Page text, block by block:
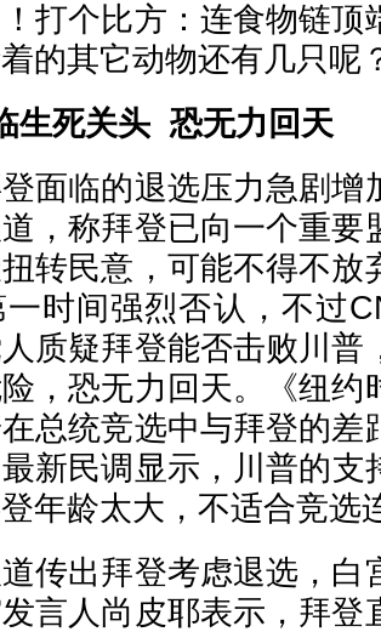
打个比方：连食物链顶
的其它动物还有几只呢
生死关头 恐无力回天
面临的退选压力急剧增
，称拜登已向一个重要
转民意，可能不得不放
时间强烈否认，不过
质疑拜登能否击败川普
，恐无力回天。《纽约
总统竞选中与拜登的差
新民调显示，川普的支
年龄太大，不适合竞选
传出拜登考虑退选，白
言人尚皮耶表示，拜登